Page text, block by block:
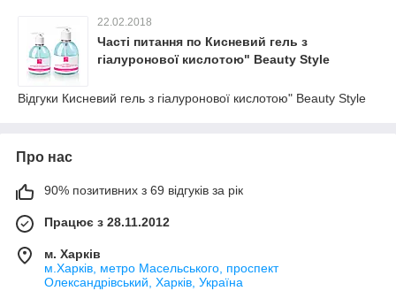
22.02.2018
Часті питання по Кисневий гель з
гіалуронової кислотою" Beauty Style
Відгуки Кисневий гель з гіалуронової кислотою" Beauty Style
Про нас
90% позитивних з 69 відгуків за рік
Працює з 28.11.2012
м. Харків
м.Харків, метро Масельського, проспект
Олександрівський, Харків, Україна